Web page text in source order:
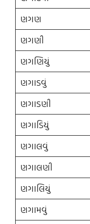
ણગણ
ણગણી
ણગણિયું
ણગાડવું
ણગાડણી
ણગાડિયું
ણગાલવું
ણગાલણી
ણગાલિયું
ણગામવું